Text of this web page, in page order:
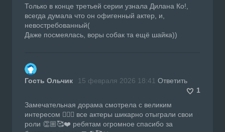
Только в конце третьей серии узнала Дилана Ко!,
всегда думала что он офигенный актер, и,
невостребованный(
Даже посмеялась, воры собак та ещё шайка))
Гость Ольчик 15 февраля 2026 18:41 Ответить
1
Замечательная дорама смотрела с великим
интересом 👍🏼🔥 все актеры шикарно отыграли свои
роли 👏🏼🥰❤️ ребятам огромное спасибо за